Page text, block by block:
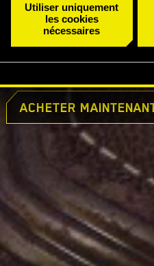
Utiliser uniquement
les cookies
nécessaires
ACHETER